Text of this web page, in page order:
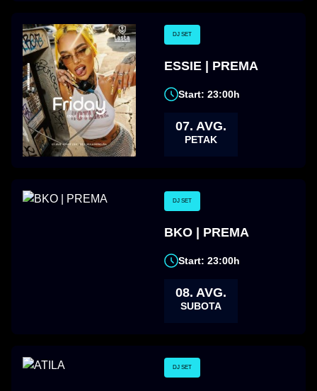
DJ SET
ESSIE | PREMA
Start: 23:00h
07. AVG.
PETAK
DJ SET
BKO | PREMA
Start: 23:00h
08. AVG.
SUBOTA
DJ SET